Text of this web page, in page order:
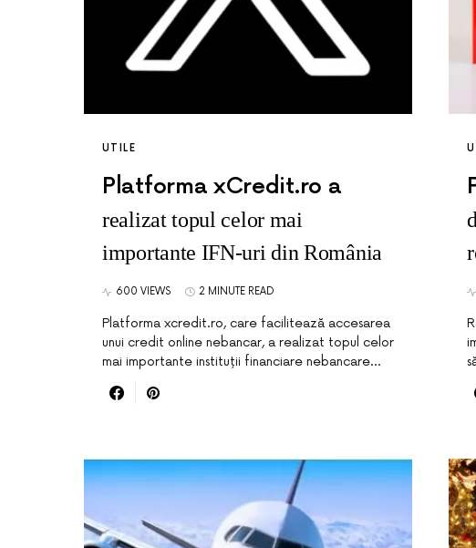
UTILE
Platforma xCredit.ro a
realizat topul celor mai
importante IFN-uri din România
600 VIEWS 2 MINUTE READ
Platforma xcredit.ro, care facilitează accesarea
unui credit online nebancar, a realizat topul celor
mai importante instituții financiare nebancare…